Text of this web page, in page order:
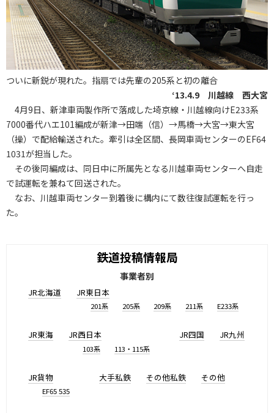
ついに新鋭が現れた。指扇では先輩の205系と初の離合
‘13.4.9 川越線 西大宮
4月9日、新津車両製作所で落成した埼京線・川越線向けE233系
7000番代ハエ101編成が新津→田端（信）→馬橋→大宮→東大宮
（操）で配給輸送された。牽引は全区間、長岡車両センターのEF64
1031が担当した。
その後同編成は、同日中に所属先となる川越車両センターへ自走
で試運転を兼ねて回送された。
なお、川越車両センター到着後に構内にて数往復試運転を行っ
た。
鉄道投稿情報局
事業者別
JR北海道 JR東日本
201系 205系 209系 211系 E233系
JR東海 JR西日本
103系 113・115系
JR四国 JR九州
JR貨物
EF65 535
大手私鉄 その他私鉄 その他